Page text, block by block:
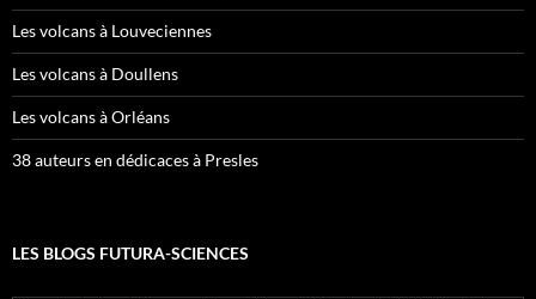
Les volcans à Louveciennes
Les volcans à Doullens
Les volcans à Orléans
38 auteurs en dédicaces à Presles
LES BLOGS FUTURA-SCIENCES